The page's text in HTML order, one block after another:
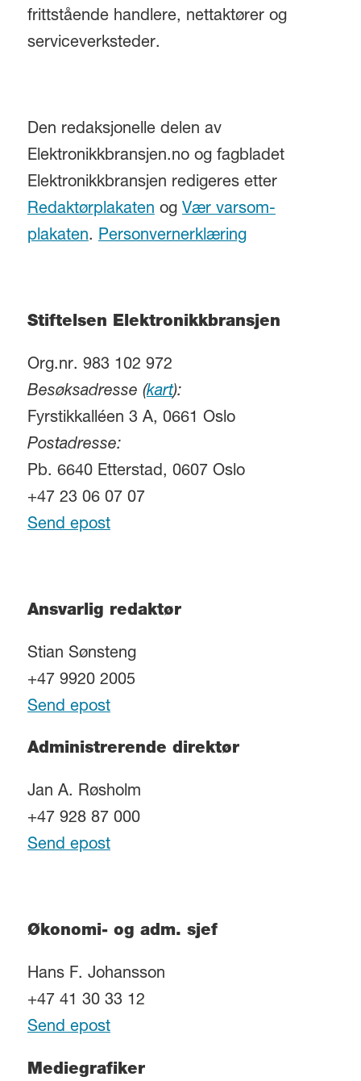
frittstående handlere, nettaktører og
serviceverksteder.
Den redaksjonelle delen av
Elektronikkbransjen.no og fagbladet
Elektronikkbransjen redigeres etter
Redaktørplakatenog Vær varsom-
plakaten. Personvernerklæring
Stiftelsen Elektronikkbransjen
Org.nr. 983 102 972
Besøksadresse (kart):
Fyrstikkalléen 3 A, 0661 Oslo
Postadresse:
Pb. 6640 Etterstad, 0607 Oslo
+47 23 06 07 07
Send epost
Ansvarlig redaktør
Stian Sønsteng
+47 9920 2005
Send epost
Administrerende direktør
Jan A. Røsholm
+47 928 87 000
Send epost
Økonomi- og adm. sjef
Hans F. Johansson
+47 41 30 33 12
Send epost
Mediegrafiker